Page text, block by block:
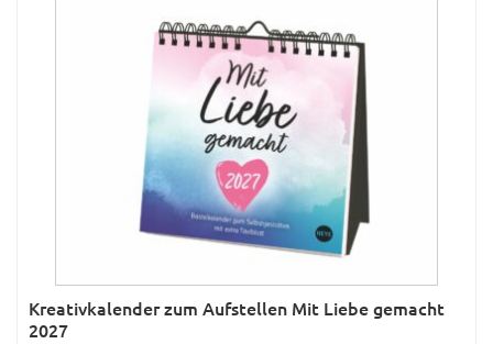
Kreativkalender zum Aufstellen Mit Liebe gemacht
2027